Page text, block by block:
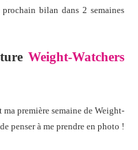
bilan dans 2 semaines
Weight-Watchers
première semaine de Weight-
penser à me prendre en photo !